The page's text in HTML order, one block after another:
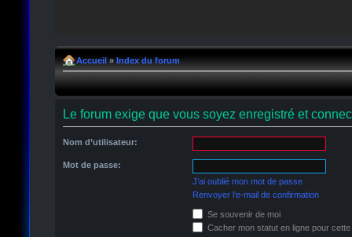
Accueil » Index du forum
Le forum exige que vous soyez enregistré et
Nom d’utilisateur:
Mot de passe:
J’ai oublié mon mot de passe
Renvoyer l’e-mail de confirmation
Se souvenir de moi
Cacher mon statut en ligne pour